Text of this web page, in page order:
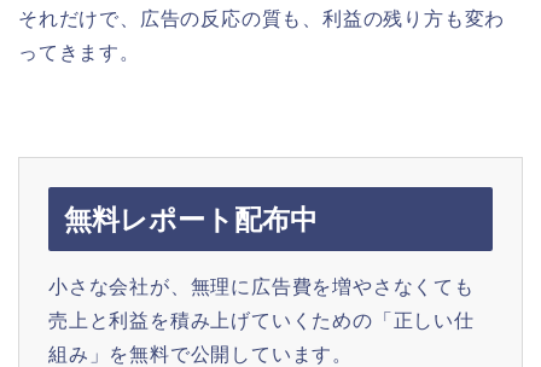
それだけで、広告の反応の質も、利益の残り方も変わ
ってきます。
無料レポート配布中
小さな会社が、無理に広告費を増やさなくても
売上と利益を積み上げていくための「正しい仕
組み」を無料で公開しています。